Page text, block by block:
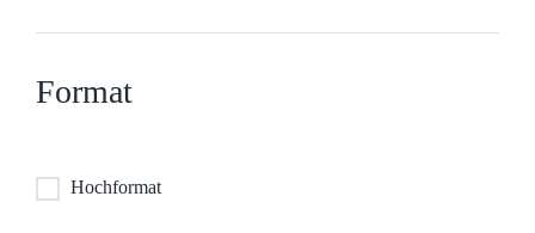
Format
Hochformat